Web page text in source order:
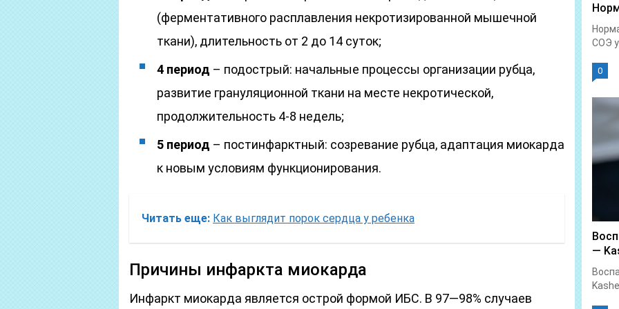
(ферментативного расплавления некротизированной мышечной
ткани), длительность от 2 до 14 суток;
4 период – подострый: начальные процессы организации рубца,
развитие грануляционной ткани на месте некротической,
продолжительность 4-8 недель;
5 период – постинфарктный: созревание рубца, адаптация миокарда
к новым условиям функционирования.
Читать еще: Как выглядит порок сердца у ребенка
Причины инфаркта миокарда
Инфаркт миокарда является острой формой ИБС. В 97—98% случаев
СОЭ
0
—